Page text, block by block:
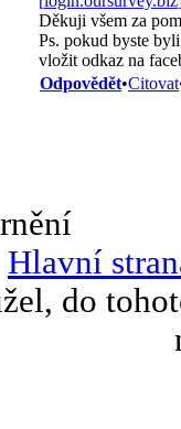
Děkuji všem za
Ps. pokud byste
vložit odkaz na
Odpovědět•Citovat
Hlavní
do